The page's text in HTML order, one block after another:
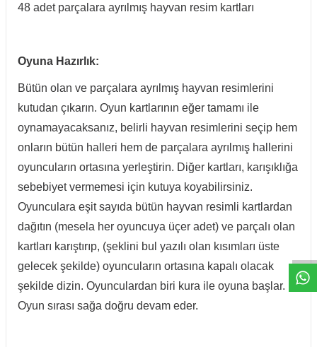
48 adet parçalara ayrılmış hayvan resim kartları
Oyuna Hazırlık:
Bütün olan ve parçalara ayrılmış hayvan resimlerini
kutudan çıkarın. Oyun kartlarının eğer tamamı ile
oynamayacaksanız, belirli hayvan resimlerini seçip hem
onların bütün halleri hem de parçalara ayrılmış hallerini
oyuncuların ortasına yerleştirin. Diğer kartları, karışıklığa
sebebiyet vermemesi için kutuya koyabilirsiniz.
Oyunculara eşit sayıda bütün hayvan resimli kartlardan
dağıtın (mesela her oyuncuya üçer adet) ve parçalı olan
kartları karıştırıp, (şeklini bul yazılı olan kısımları üste
gelecek şekilde) oyuncuların ortasına kapalı olacak
şekilde dizin. Oyunculardan biri kura ile oyuna başlar.
Oyun sırası sağa doğru devam eder.